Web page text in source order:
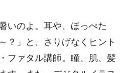
いのよ。耳や、ほっぺた
？」と、さりげなくヒント
ファタル講師。瞳、肌、髪